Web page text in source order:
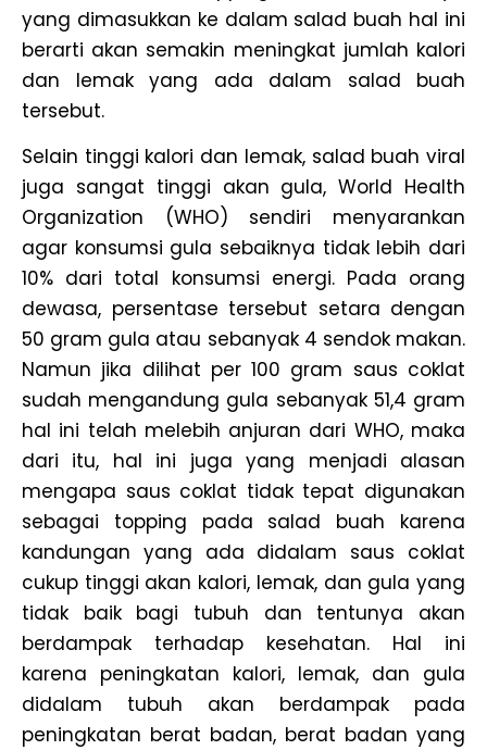
yang dimasukkan ke dalam salad buah hal ini
berarti akan semakin meningkat jumlah kalori
dan lemak yang ada dalam salad buah
tersebut.
Selain tinggi kalori dan lemak, salad buah viral
juga sangat tinggi akan gula, World Health
Organization (WHO) sendiri menyarankan
agar konsumsi gula sebaiknya tidak lebih dari
10% dari total konsumsi energi. Pada orang
dewasa, persentase tersebut setara dengan
50 gram gula atau sebanyak 4 sendok makan.
Namun jika dilihat per 100 gram saus coklat
sudah mengandung gula sebanyak 51,4 gram
hal ini telah melebih anjuran dari WHO, maka
dari itu, hal ini juga yang menjadi alasan
mengapa saus coklat tidak tepat digunakan
sebagai topping pada salad buah karena
kandungan yang ada didalam saus coklat
cukup tinggi akan kalori, lemak, dan gula yang
tidak baik bagi tubuh dan tentunya akan
berdampak terhadap kesehatan. Hal ini
karena peningkatan kalori, lemak, dan gula
didalam tubuh akan berdampak pada
peningkatan berat badan, berat badan yang